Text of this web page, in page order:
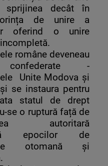
sprijinea decât în
de unire a
oferind o unire
române deveneau
-
Unite Modova și
se instaura pentru
statul de drept
se o ruptură față de
autoritară
epocilor de
otomană și